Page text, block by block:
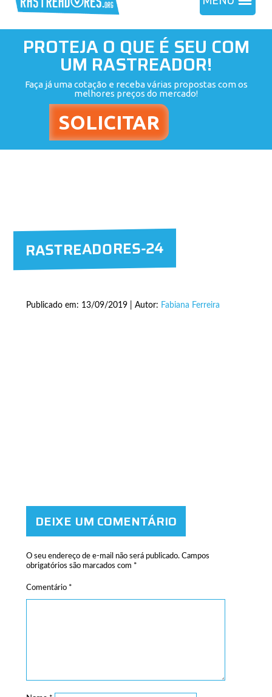
PROTEJA O QUE É SEU COM
UM RASTREADOR!
Faça já uma cotação e receba várias propostas com os
melhores preços do mercado!
RASTREADORES-24
Publicado em: 13/09/2019 | Autor: Fabiana Ferreira
DEIXE UM COMENTÁRIO
O seu endereço de e-mail não será publicado. Campos
obrigatórios são marcados com *
Comentário *